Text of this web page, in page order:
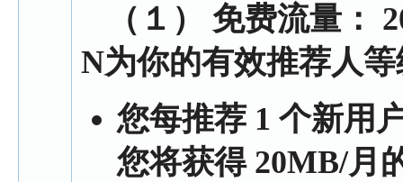
（１） 免费流量：
N为你的有效推荐人
您每推荐 1 个新用
您将获得 20MB/月